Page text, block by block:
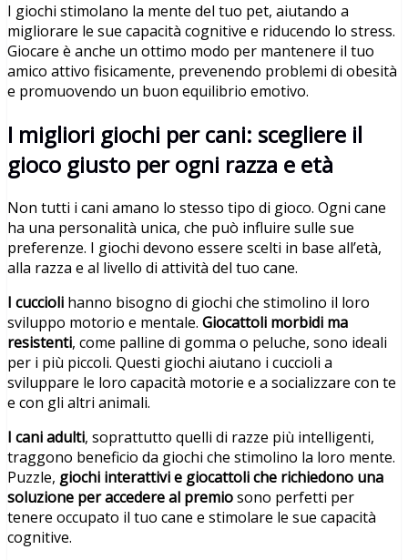
I giochi stimolano la mente del tuo pet, aiutando a
migliorare le sue capacità cognitive e riducendo lo stress.
Giocare è anche un ottimo modo per mantenere il tuo
amico attivo fisicamente, prevenendo problemi di obesità
e promuovendo un buon equilibrio emotivo.
I migliori giochi per cani: scegliere il
gioco giusto per ogni razza e età
Non tutti i cani amano lo stesso tipo di gioco. Ogni cane
ha una personalità unica, che può influire sulle sue
preferenze. I giochi devono essere scelti in base all’età,
alla razza e al livello di attività del tuo cane.
I cuccioli hanno bisogno di giochi che stimolino il loro
sviluppo motorio e mentale. Giocattoli morbidi ma
resistenti, come palline di gomma o peluche, sono ideali
per i più piccoli. Questi giochi aiutano i cuccioli a
sviluppare le loro capacità motorie e a socializzare con te
e con gli altri animali.
I cani adulti, soprattutto quelli di razze più intelligenti,
traggono beneficio da giochi che stimolino la loro mente.
Puzzle, giochi interattivi e giocattoli che richiedono una
soluzione per accedere al premiosono perfetti per
tenere occupato il tuo cane e stimolare le sue capacità
cognitive.